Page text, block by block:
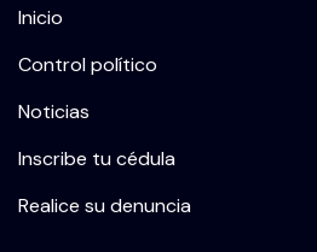
Inicio
Control político
Noticias
Inscribe tu cédula
Realice su denuncia